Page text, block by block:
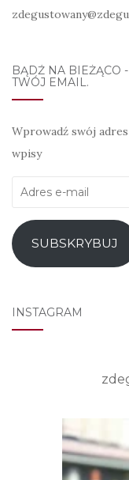
BĄDŹ NA BIEŻĄCO
TWÓJ EMAIL.
Wprowadź swój
wpisy
Adres
mail
SUBSKRYBUJ
INSTAGRAM